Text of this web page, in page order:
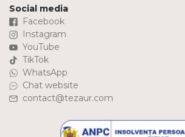
Social media
Facebook
Instagram
YouTube
TikTok
WhatsApp
Chat website
contact@tezaur.com